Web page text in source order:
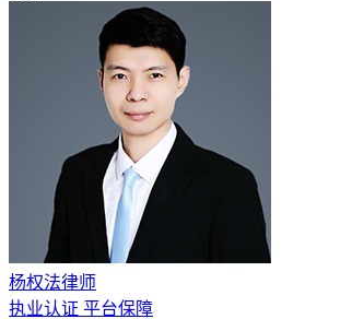
杨权法律师
执业认证 平台保障